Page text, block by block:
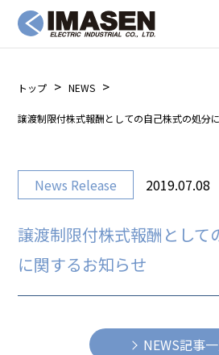
トップ NEWS
譲渡制限付株式報酬としての自己株式の処分
News Release 2019.07.08
譲渡制限付株式報酬として
に関するお知らせ
NEWS記事